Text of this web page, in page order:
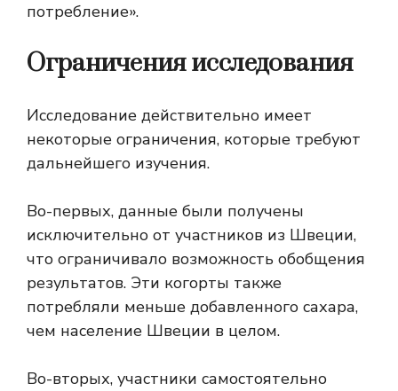
потребление».
Ограничения исследования
Исследование действительно имеет
некоторые ограничения, которые требуют
дальнейшего изучения.
Во-первых, данные были получены
исключительно от участников из Швеции,
что ограничивало возможность обобщения
результатов. Эти когорты также
потребляли меньше добавленного сахара,
чем население Швеции в целом.
Во-вторых, участники самостоятельно